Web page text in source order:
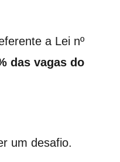
a Lei nº
das vagas do
um desafio.